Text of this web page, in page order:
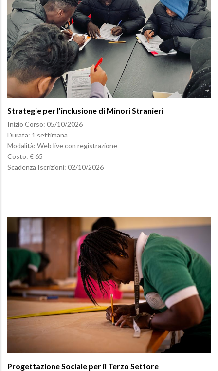
Strategie per l'inclusione di Minori Stranieri
Inizio Corso: 05/10/2026
Durata: 1 settimana
Modalità: Web live con registrazione
Costo: € 65
Scadenza Iscrizioni: 02/10/2026
Progettazione Sociale per il Terzo Settore